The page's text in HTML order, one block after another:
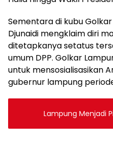
Sementara di kubu
Djunaidi mengklaim diri
ditetapkanya setatus
umum DPP. Golkar
untuk mensosialisasikan
gubernur lampung
Lampung Menjadi